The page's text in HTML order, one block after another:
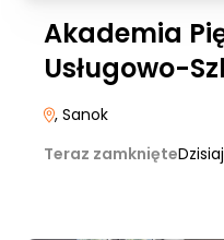
Akademia
Usługowo-
, Sanok
Teraz zamknięte